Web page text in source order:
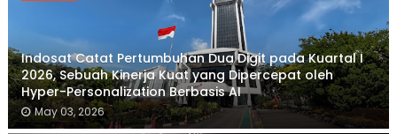
Indosat Catat Pertumbuhan Dua Digit pada Kuartal I
2026, Sebuah Kinerja Kuat yang Dipercepat oleh
Hyper-Personalization Berbasis AI
May 03, 2026